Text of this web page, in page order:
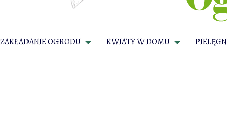
ZAKŁADANIE OGRODU KWIATY W DOMU